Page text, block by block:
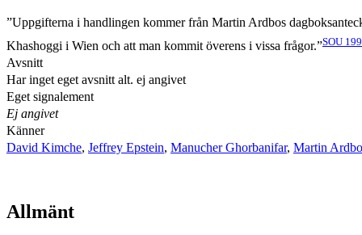
”Uppgifterna i handlingen kommer från Martin Ardbos
Khashoggi i Wien och att man kommit överens i vissa frågor.”SOU
Avsnitt
Har inget eget avsnitt alt. ej angivet
Eget signalement
Ej angivet
Känner
David Kimche, Jeffrey Epstein, Manucher Ghorbanifar, Martin Ardbo
Allmänt